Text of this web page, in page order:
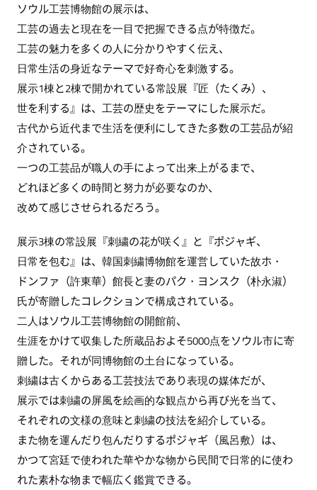
ソウル工芸博物館の展示は、
工芸の過去と現在を一目で把握できる点が特徴だ。
工芸の魅力を多くの人に分かりやすく伝え、
日常生活の身近なテーマで好奇心を刺激する。
展示1棟と2棟で開かれている常設展『匠（たくみ）、
世を利する』は、工芸の歴史をテーマにした展示だ。
古代から近代まで生活を便利にしてきた多数の工芸品が紹
介されている。
一つの工芸品が職人の手によって出来上がるまで、
どれほど多くの時間と努力が必要なのか、
改めて感じさせられるだろう。
展示3棟の常設展『刺繍の花が咲く』と『ポジャギ、
日常を包む』は、韓国刺繍博物館を運営していた故ホ・
ドンファ（許東華）館長と妻のパク・ヨンスク（朴永淑）
氏が寄贈したコレクションで構成されている。
二人はソウル工芸博物館の開館前、
生涯をかけて収集した所蔵品およそ5000点をソウル市に寄
贈した。それが同博物館の土台になっている。
刺繍は古くからある工芸技法であり表現の媒体だが、
展示では刺繍の屏風を絵画的な観点から再び光を当て、
それぞれの文様の意味と刺繍の技法を紹介している。
また物を運んだり包んだりするポジャギ（風呂敷）は、
かつて宮廷で使われた華やかな物から民間で日常的に使わ
れた素朴な物まで幅広く鑑賞できる。